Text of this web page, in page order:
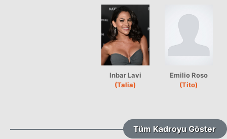
Inbar Lavi
(Talia)
Emilio Roso
(Tito)
Tüm Kadroyu Göster